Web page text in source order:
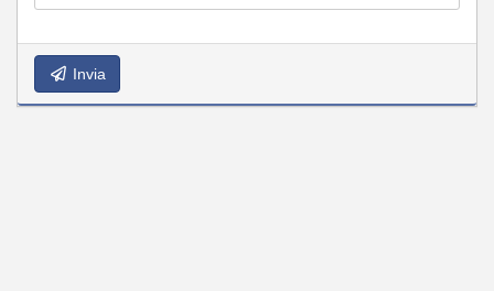
Invia